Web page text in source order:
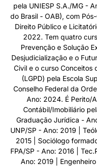
pela UNIESP S.A./MG -
do Brasil - OAB), com
Direito Público e
2022. Tem quatro
Prevenção e Solução
Desjudicialização e o
Civil e o curso Conceitos
(LGPD) pela Escola
Conselho Federal da
Ano: 2024. É Perito/
Contábil/Imobiliário
Graduação Jurídica -
UNP/SP - Ano: 2019 |
2015 | Sociólogo
FPA/SP - Ano: 2016 |
Ano: 2019 |